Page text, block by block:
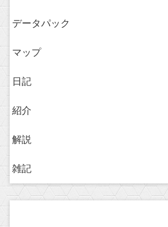
データパック
マップ
日記
紹介
解説
雑記